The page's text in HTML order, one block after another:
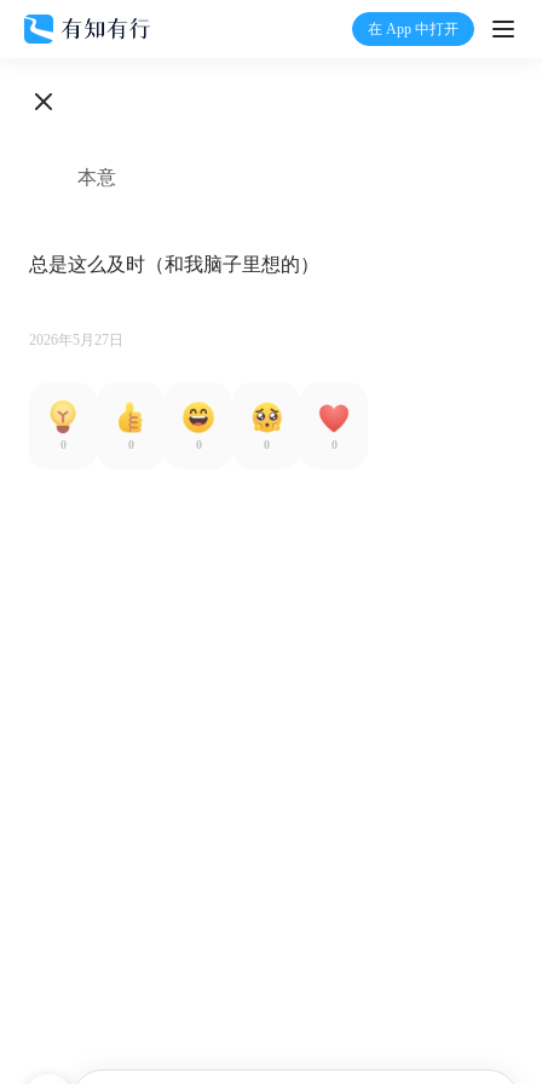
在 App 中打开
打
有行
加入我们
本意
总是这么及时（和我脑子里想的）
2026年5月27日
0 0 0 0 0